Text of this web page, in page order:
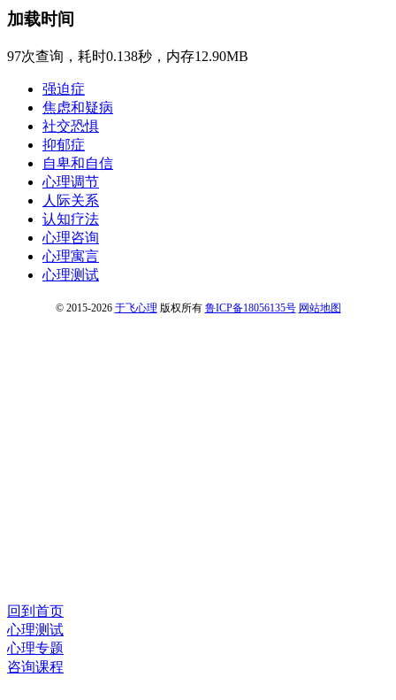
加载时间
97次查询，耗时0.138秒，内存12.90MB
强迫症
焦虑和疑病
社交恐惧
抑郁症
自卑和自信
心理调节
人际关系
认知疗法
心理咨询
心理寓言
心理测试
© 2015-2026 于飞心理 版权所有 鲁ICP备18056135号 网站地图
回到首页
心理测试
心理专题
咨询课程